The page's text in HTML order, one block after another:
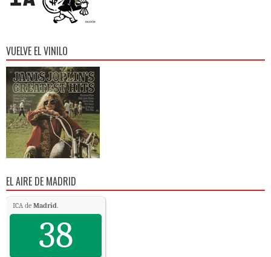
VUELVE EL VINILO
EL AIRE DE MADRID
ICA de Madrid.
38